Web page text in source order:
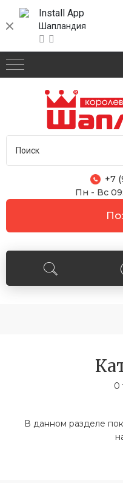
Install App
Шапландия
+7
Пн - Вс
0
В данном разделе